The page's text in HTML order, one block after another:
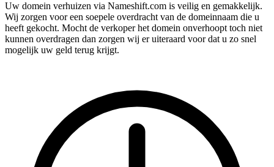
Uw domein verhuizen via Nameshift.com is veilig en gemakkelijk.
Wij zorgen voor een soepele overdracht van de domeinnaam die u
heeft gekocht. Mocht de verkoper het domein onverhoopt toch niet
kunnen overdragen dan zorgen wij er uiteraard voor dat u zo snel
mogelijk uw geld terug krijgt.